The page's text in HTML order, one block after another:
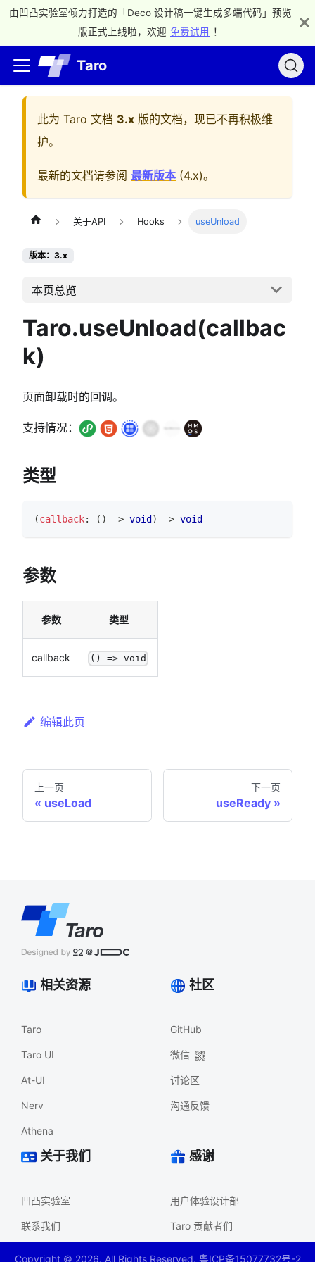
由凹凸实验室倾力打造的「Deco 设计稿一键生成多端代码」预览
版正式上线啦，欢迎 免费试用 ！
Taro
此为 Taro 文档 3.x 版的文档，现已不再积极维
护。
最新的文档请参阅 最新版本 (4.x)。
关于API Hooks useUnload
版本：3.x
本页总览
Taro.useUnload(callbac
k)
页面卸载时的回调。
支持情况：
类型
(callback: ( ) => void ) => void
参数
参数 类型
callback () => void
编辑此页
上一页
useLoad
下一页
useReady
相关资源
Taro
Taro UI
At-UI
Nerv
Athena
社区
GitHub
微信
讨论区
沟通反馈
关于我们
凹凸实验室
联系我们
感谢
用户体验设计部
Taro 贡献者们
Copyright © 2026. All Rights Reserved. 粤ICP备15077732号-2